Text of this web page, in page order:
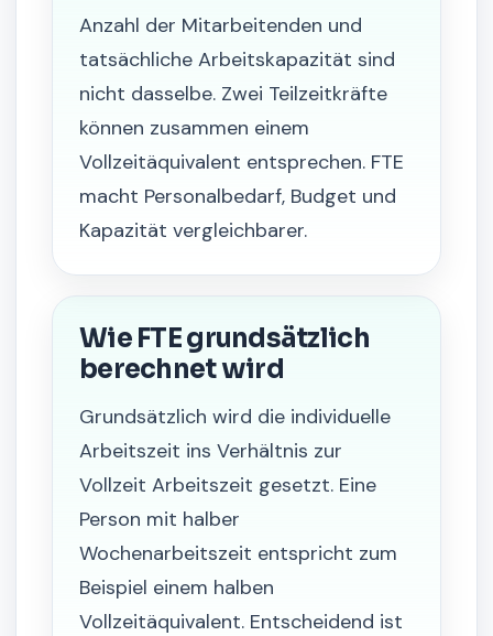
Anzahl der Mitarbeitenden und
tatsächliche Arbeitskapazität sind
nicht dasselbe. Zwei Teilzeitkräfte
können zusammen einem
Vollzeitäquivalent entsprechen. FTE
macht Personalbedarf, Budget und
Kapazität vergleichbarer.
Wie FTE grundsätzlich
berechnet wird
Grundsätzlich wird die individuelle
Arbeitszeit ins Verhältnis zur
Vollzeit Arbeitszeit gesetzt. Eine
Person mit halber
Wochenarbeitszeit entspricht zum
Beispiel einem halben
Vollzeitäquivalent. Entscheidend ist